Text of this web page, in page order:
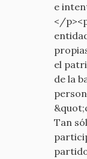
e
</
el
de la
Tan